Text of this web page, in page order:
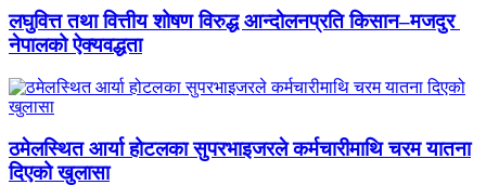
लघुवित्त तथा वित्तीय शोषण विरुद्ध आन्दोलनप्रति किसान–मजदुर
नेपालको ऐक्यवद्धता
ठमेलस्थित आर्या होटलका सुपरभाइजरले कर्मचारीमाथि चरम यातना
दिएको खुलासा